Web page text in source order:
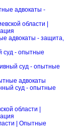
адвокаты -
области |
адвокаты - защита,
суд - опытные
суд - опытные
адвокаты
суд - опытные
области |
| Опытные